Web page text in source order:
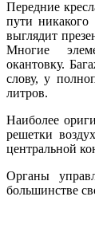
Передние
пути никакого
выглядит
Многие
окантовку.
слову, у
литров.
Наиболее
решетки
центральной
Органы
большинстве